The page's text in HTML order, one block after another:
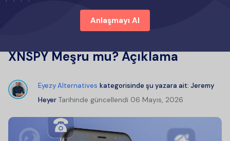
Anlaşmayı Al
XNSPY Meşru mu? Açıklama
Eyezy Alternatives kategorisinde şu yazara ait: Jeremy
Heyer Tarihinde güncellendi 06 Mayıs, 2026